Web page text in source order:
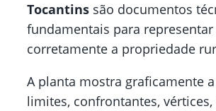
Tocantins são documentos
fundamentais para representar
corretamente a propriedade
A planta mostra graficamente
limites, confrontantes, vértices,